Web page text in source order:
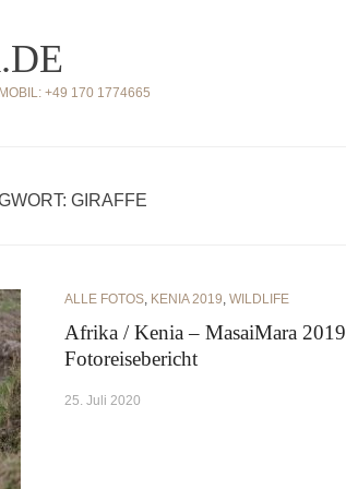
+49 170 1774665
GIRAFFE
ALLE FOTOS, KENIA 2019, WILDLIFE
Afrika / Kenia – MasaiMara 2019
Fotoreisebericht
25. Juli 2020